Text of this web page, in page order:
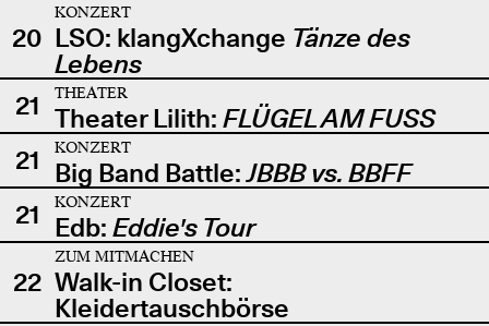
20
KONZERT
LSO: klangXchange Tänze des
Lebens
21
THEATER
Theater Lilith: FLÜGEL AM FUSS
21
KONZERT
Big Band Battle:JBBB vs. BBFF
21
KONZERT
Edb: Eddie's Tour
22
ZUM MITMACHEN
Walk-in Closet:
Kleidertauschbörse